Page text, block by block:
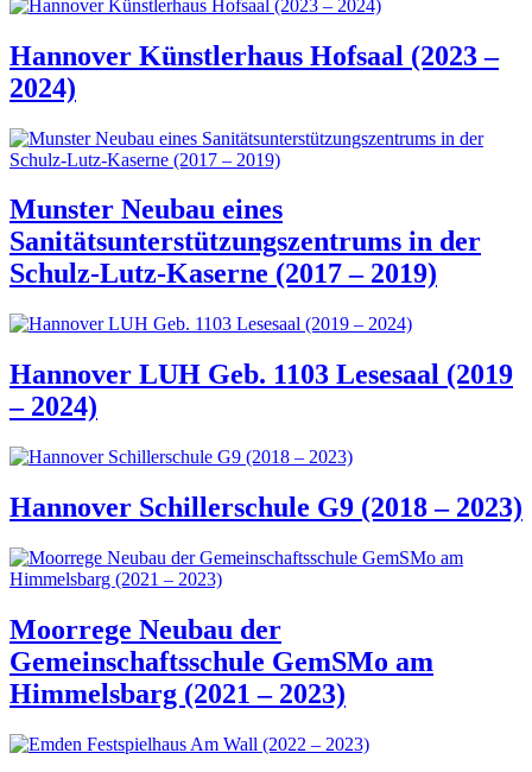
Hannover Künstlerhaus Hofsaal (2023 –
2024)
Munster Neubau eines
Sanitätsunterstützungszentrums in der
Schulz-Lutz-Kaserne (2017 – 2019)
Hannover LUH Geb. 1103 Lesesaal (2019
– 2024)
Hannover Schillerschule G9 (2018 – 2023)
Moorrege Neubau der
Gemeinschaftsschule GemSMo am
Himmelsbarg (2021 – 2023)